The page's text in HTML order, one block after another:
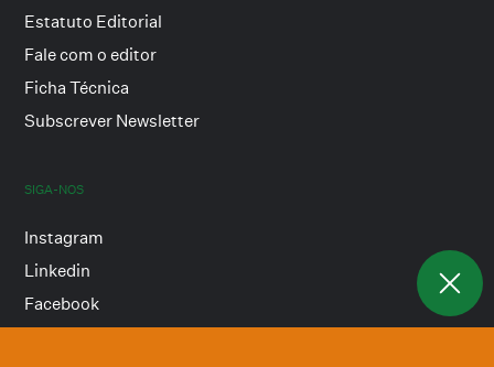
Estatuto Editorial
Fale com o editor
Ficha Técnica
Subscrever Newsletter
SIGA-NOS
Instagram
Linkedin
Facebook